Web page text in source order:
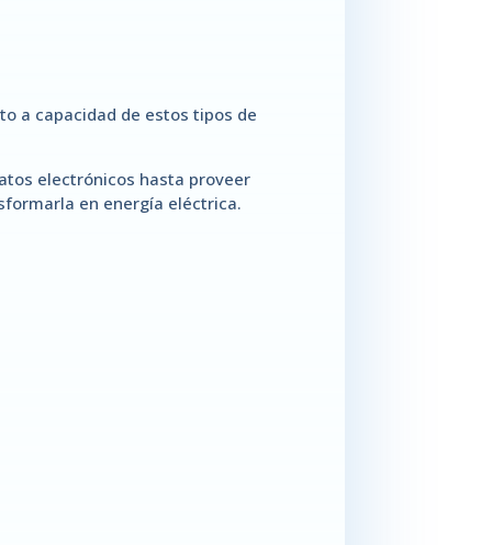
a capacidad de estos tipos de
electrónicos hasta proveer
en energía eléctrica.